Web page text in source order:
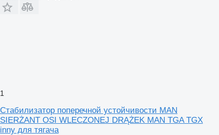
1
Стабилизатор поперечной устойчивости MAN
SIERŻANT OSI WLECZONEJ DRĄŻEK MAN TGA TGX
inny для тягача